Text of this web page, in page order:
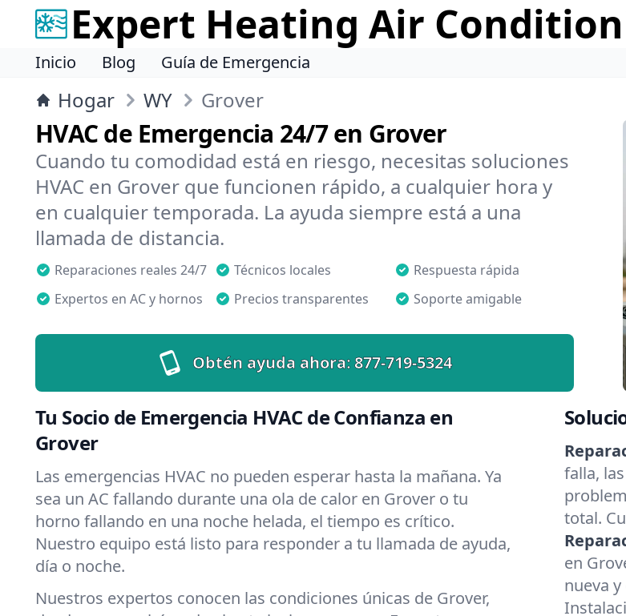
Expert Heating Air
Inicio Blog Guía de Emergencia
Hogar WY Grover
HVAC de Emergencia 24/7 en Grover
Cuando tu comodidad está en riesgo, necesitas soluciones
HVAC en Grover que funcionen rápido, a cualquier hora y
en cualquier temporada. La ayuda siempre está a una
llamada de distancia.
Reparaciones reales 24/7 Técnicos locales
Respuesta rápida
Expertos en AC y hornos
Precios transparentes Soporte amigable
Obtén ayuda ahora:877-719-5324
Tu Socio de Emergencia HVAC de Confianza en
Grover
Las emergencias HVAC no pueden esperar hasta la mañana. Ya
sea un AC fallando durante una ola de calor en Grover o tu
horno fallando en una noche helada, el tiempo es crítico.
Nuestro equipo está listo para responder a tu llamada de ayuda,
día o noche.
Nuestros expertos conocen las condiciones únicas de Grover,
falla,
total.
en
nueva